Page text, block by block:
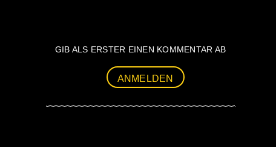
GIB ALS ERSTER EINEN KOMMENTAR AB
ANMELDEN